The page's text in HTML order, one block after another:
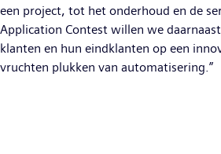
een project, tot het onderhoud en de
Application Contest willen we
klanten en hun eindklanten op een
vruchten plukken van automatisering.”